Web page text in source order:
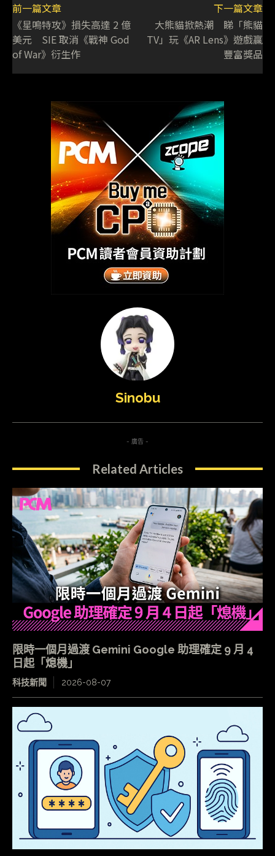
前一篇文章
《星鳴特攻》損失高達 2 億
美元 SIE 取消《戰神 God
of War》衍生作
下一篇文章
大熊貓掀熱潮 睇「熊貓
TV」玩《AR Lens》遊戲贏
豐富獎品
Sinobu
- 廣告 -
Related Articles
限時一個月過渡 Gemini Google 助理確定 9 月 4
日起「熄機」
科技新聞 2026-08-07